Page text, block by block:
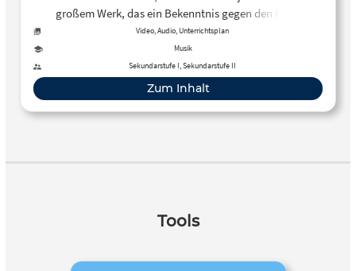
großem Werk, das ein Bekenntnis gegen den Krieg
darstellt, beschäftigen möchten, das vorliegende
Unterrichtsmaterial kostenlos zur Verfügung.
Video, Audio, Unterrichtsplan
Musik
Sekundarstufe I, Sekundarstufe II
Zum Inhalt
Tools